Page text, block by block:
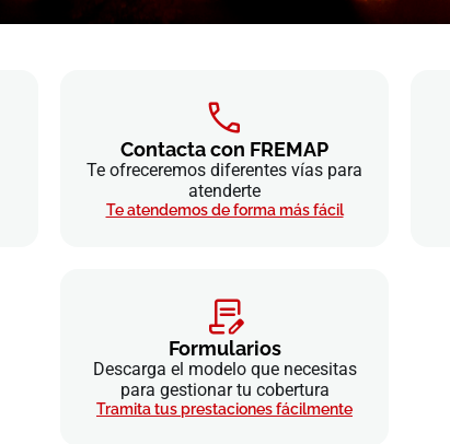
Contacta con FREMAP
Te ofreceremos diferentes vías para
atenderte
Te atendemos de forma más fácil
Formularios
Descarga el modelo que necesitas
para gestionar tu cobertura
Tramita tus prestaciones fácilmente